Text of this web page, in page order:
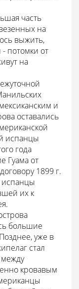
часть
на
выжить,
потомки от
на
и
оставались
испанцы
года
Гуама от
1899 г.
испанцы
их к
большие
уже в
стал
кровавым